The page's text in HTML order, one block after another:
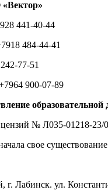
441-40-44
484-44-41
77-51
900-07-89
образовательной
№ Л035-01218-23/
свое
г. Лабинск. ул.